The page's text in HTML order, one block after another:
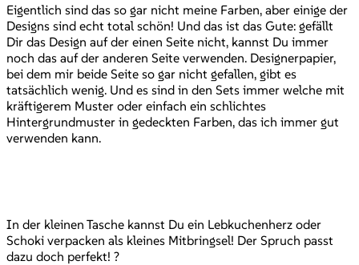
Eigentlich sind das so gar nicht meine Farben, aber einige der
Designs sind echt total schön! Und das ist das Gute: gefällt
Dir das Design auf der einen Seite nicht, kannst Du immer
noch das auf der anderen Seite verwenden. Designerpapier,
bei dem mir beide Seite so gar nicht gefallen, gibt es
tatsächlich wenig. Und es sind in den Sets immer welche mit
kräftigerem Muster oder einfach ein schlichtes
Hintergrundmuster in gedeckten Farben, das ich immer gut
verwenden kann.
In der kleinen Tasche kannst Du ein Lebkuchenherz oder
Schoki verpacken als kleines Mitbringsel! Der Spruch passt
dazu doch perfekt! ?